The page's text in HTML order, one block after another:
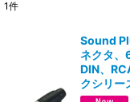
1件
Sound
ネクタ、
DIN、
クシリー